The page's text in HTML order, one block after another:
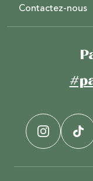
Contactez-nous